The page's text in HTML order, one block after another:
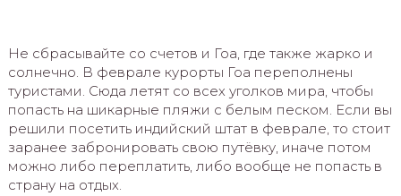
Не сбрасывайте со счетов и Гоа, где также жарко и
солнечно. В феврале курорты Гоа переполнены
туристами. Сюда летят со всех уголков мира, чтобы
попасть на шикарные пляжи с белым песком. Если вы
решили посетить индийский штат в феврале, то стоит
заранее забронировать свою путёвку, иначе потом
можно либо переплатить, либо вообще не попасть в
страну на отдых.